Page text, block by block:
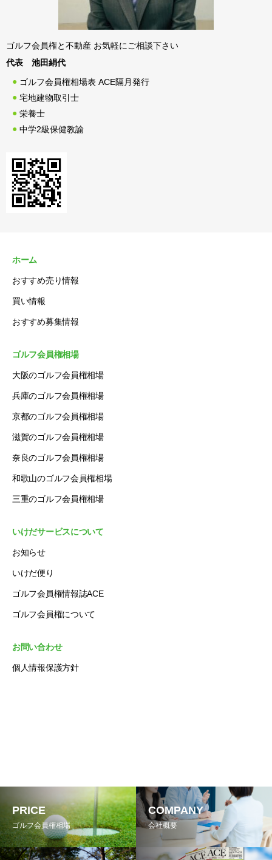
ゴルフ会員権と不動産 お気軽にご相談下さい
代表 池田絹代
ゴルフ会員権相場表 ACE隔月発行
宅地建物取引士
栄養士
中学2級保健教諭
ホーム
おすすめ売り情報
買い情報
おすすめ募集情報
ゴルフ会員権相場
大阪のゴルフ会員権相場
兵庫のゴルフ会員権相場
京都のゴルフ会員権相場
滋賀のゴルフ会員権相場
奈良のゴルフ会員権相場
和歌山のゴルフ会員権相場
三重のゴルフ会員権相場
いけだサービスについて
お知らせ
いけだ便り
ゴルフ会員権情報誌ACE
ゴルフ会員権について
お問い合わせ
個人情報保護方針
PRICE
ゴルフ会員権相場
COMPANY
会社概要